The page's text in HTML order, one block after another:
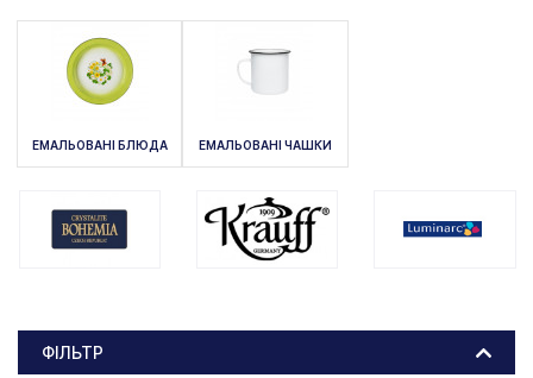
ЕМАЛЬОВАНІ БЛЮДА ЕМАЛЬОВАНІ ЧАШКИ
ФІЛЬТР